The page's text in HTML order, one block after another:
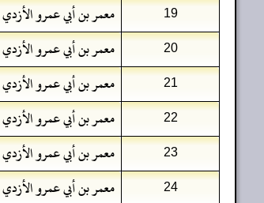
19 معمر بن أبي عمرو الأزدي
20 معمر بن أبي عمرو الأزدي
21 معمر بن أبي عمرو الأزدي
22 معمر بن أبي عمرو الأزدي
23 معمر بن أبي عمرو الأزدي
24 معمر بن أبي عمرو الأزدي